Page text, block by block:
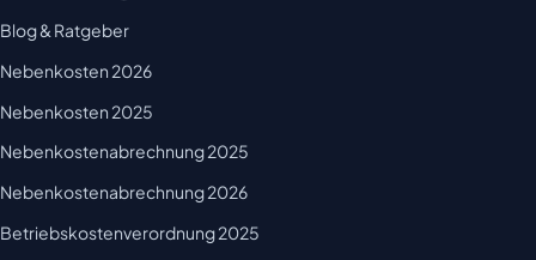
Blog & Ratgeber
Nebenkosten 2026
Nebenkosten 2025
Nebenkostenabrechnung 2025
Nebenkostenabrechnung 2026
Betriebskostenverordnung 2025